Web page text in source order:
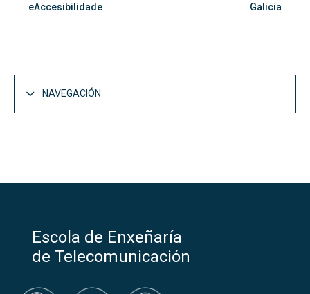
eAccesibilidade
Galicia
NAVEGACIÓN
Historia
Localización
Escola de Enxeñaría
de Telecomunicación